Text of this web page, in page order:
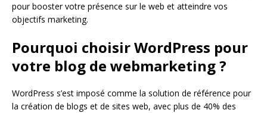
pour booster votre présence sur le web et atteindre vos
objectifs marketing.
Pourquoi choisir WordPress pour
votre blog de webmarketing ?
WordPress s’est imposé comme la solution de référence pour
la création de blogs et de sites web, avec plus de 40% des